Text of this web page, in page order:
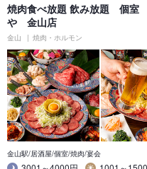
焼肉食べ放題 飲み放題 個
や 金山店
金山 焼肉・ホルモン
金山駅/居酒屋/個室/焼肉/宴会